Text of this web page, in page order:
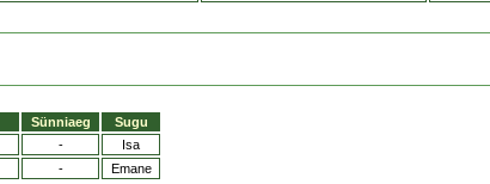
Sünniaeg
Sugu
-
Isa
- Emane